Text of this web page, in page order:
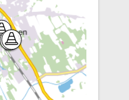
Van Goghlaan
Kattebos Noord
President Kennedylaan